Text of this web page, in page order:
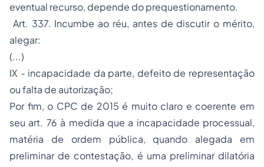
eventual recurso, depende do prequestionamento.
Art. 337. Incumbe ao réu, antes de discutir o mérito,
alegar:
(...)
IX - incapacidade da parte, defeito de representação
ou falta de autorização;
Por fim, o CPC de 2015 é muito claro e coerente em
seu art. 76 à medida que a incapacidade processual,
matéria de ordem pública, quando alegada em
preliminar de contestação, é uma preliminar dilatória